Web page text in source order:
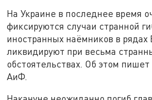
На Украине в последнее время
фиксируются случаи странной
иностранных наёмников в
ликвидируют при весьма
обстоятельствах. Об этом
АиФ.